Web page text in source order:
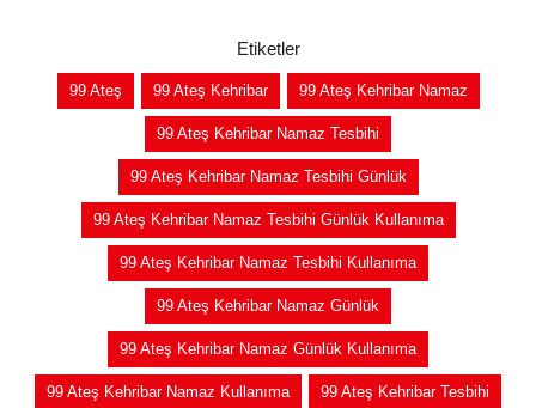
Etiketler
99 Ateş 99 Ateş Kehribar 99 Ateş Kehribar Namaz
99 Ateş Kehribar Namaz Tesbihi
99 Ateş Kehribar Namaz Tesbihi Günlük
99 Ateş Kehribar Namaz Tesbihi Günlük Kullanıma
99 Ateş Kehribar Namaz Tesbihi Kullanıma
99 Ateş Kehribar Namaz Günlük
99 Ateş Kehribar Namaz Günlük Kullanıma
99 Ateş Kehribar Namaz Kullanıma 99 Ateş Kehribar Tesbihi